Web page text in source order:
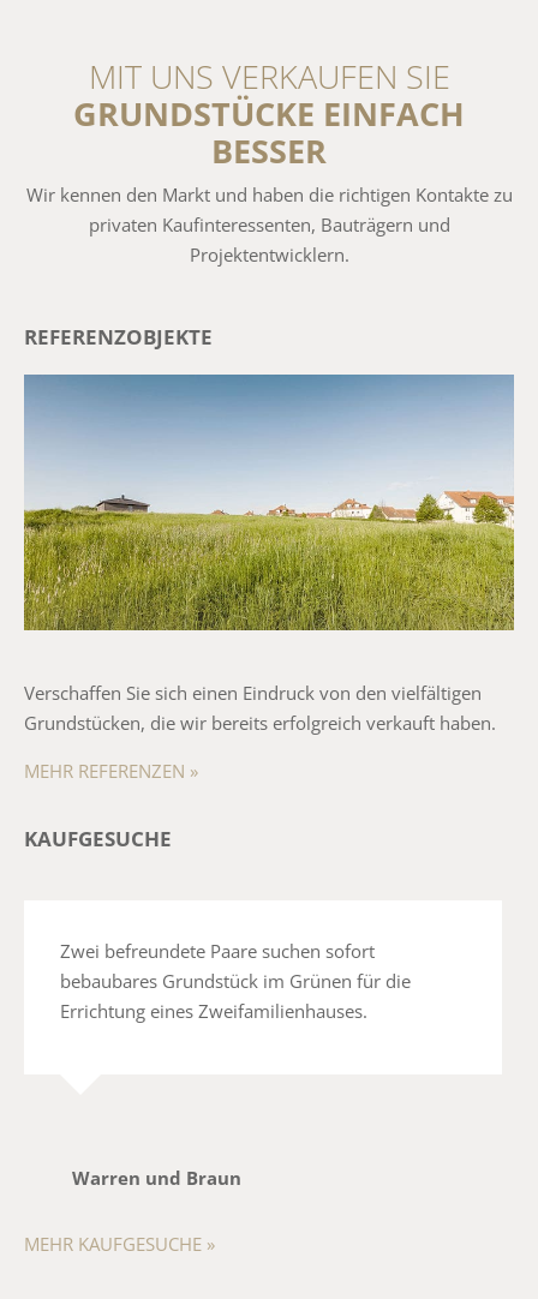
MIT UNS VERKAUFEN SIE
GRUNDSTÜCKE EINFACH
BESSER
Wir kennen den Markt und haben die richtigen Kontakte zu
privaten Kaufinteressenten, Bauträgern und
Projektentwicklern.
REFERENZOBJEKTE
Verschaffen Sie sich einen Eindruck von den vielfältigen
Grundstücken, die wir bereits erfolgreich verkauft haben.
MEHR REFERENZEN »
KAUFGESUCHE
Zwei befreundete Paare suchen sofort
bebaubares Grundstück im Grünen für die
Errichtung eines Zweifamilienhauses.
Warren und Braun
MEHR KAUFGESUCHE »